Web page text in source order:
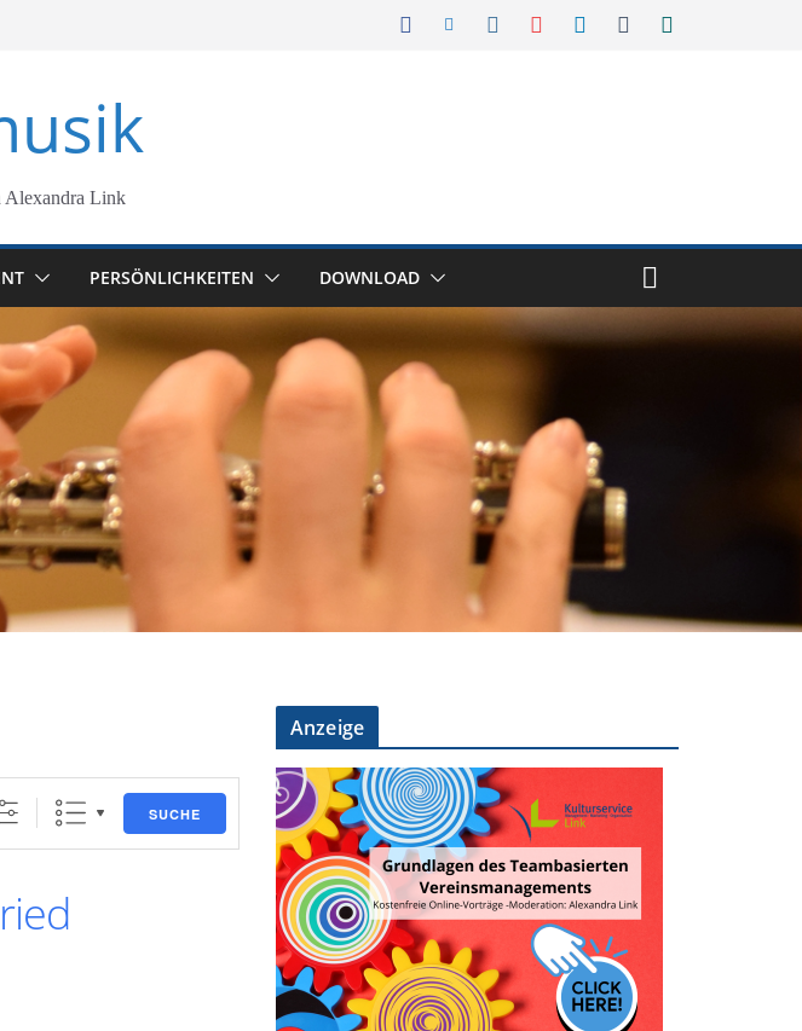
Alexandra Link
PERSÖNLICHKEITEN DOWNLOAD
SUCHE
Anzeige